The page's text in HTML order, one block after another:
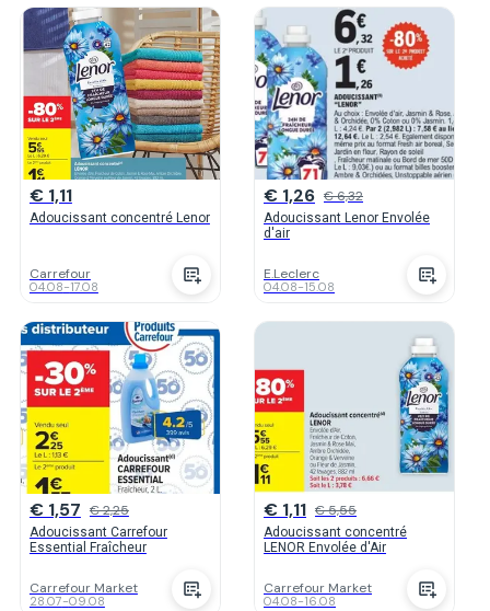
€ 1,11
Adoucissant concentré Lenor
Carrefour
04.08-17.08
€ 1,26 € 6,32
Adoucissant Lenor Envolée
d'air
E.Leclerc
04.08-15.08
€ 1,57 € 2,25
Adoucissant Carrefour
Essential Fraîcheur
Carrefour Market
28.07-09.08
€ 1,11 € 5,55
Adoucissant concentré
LENOR Envolée d'Air
Carrefour Market
04.08-16.08